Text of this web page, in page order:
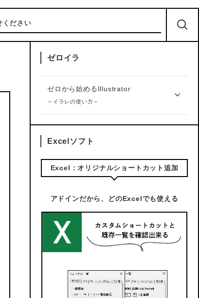
ゼロイラ
ゼロから始めるIllustrator
～イラレの使い方～
Excelソフト
Excel：オリジナルショートカット追加
アドインだから、どのExcelでも使える